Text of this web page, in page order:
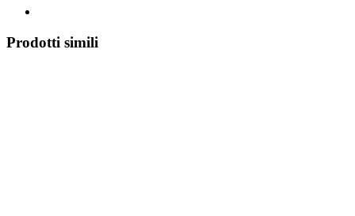
Prodotti simili